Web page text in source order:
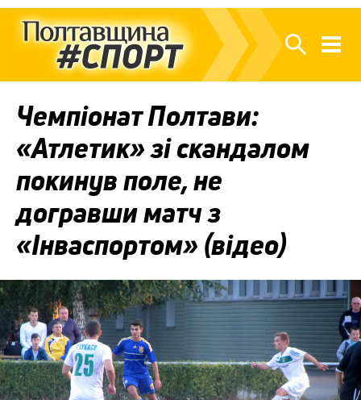
Чемпіонат Полтави:
«Атлетик» зі скандалом
покинув поле, не
догравши матч з
«Інваспортом» (відео)